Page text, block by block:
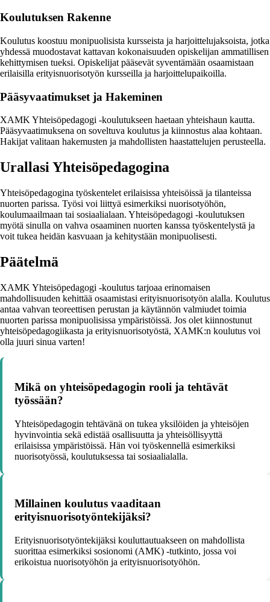
Koulutuksen Rakenne
Koulutus koostuu monipuolisista kursseista ja harjoittelujaksoista, jotka
yhdessä muodostavat kattavan kokonaisuuden opiskelijan ammatillisen
kehittymisen tueksi. Opiskelijat pääsevät syventämään osaamistaan
erilaisilla erityisnuorisotyön kursseilla ja harjoittelupaikoilla.
Pääsyvaatimukset ja Hakeminen
XAMK Yhteisöpedagogi -koulutukseen haetaan yhteishaun kautta.
Pääsyvaatimuksena on soveltuva koulutus ja kiinnostus alaa kohtaan.
Hakijat valitaan hakemusten ja mahdollisten haastattelujen perusteella.
Urallasi Yhteisöpedagogina
Yhteisöpedagogina työskentelet erilaisissa yhteisöissä ja tilanteissa
nuorten parissa. Työsi voi liittyä esimerkiksi nuorisotyöhön,
koulumaailmaan tai sosiaalialaan. Yhteisöpedagogi -koulutuksen
myötä sinulla on vahva osaaminen nuorten kanssa työskentelystä ja
voit tukea heidän kasvuaan ja kehitystään monipuolisesti.
Päätelmä
XAMK Yhteisöpedagogi -koulutus tarjoaa erinomaisen
mahdollisuuden kehittää osaamistasi erityisnuorisotyön alalla. Koulutus
antaa vahvan teoreettisen perustan ja käytännön valmiudet toimia
nuorten parissa monipuolisissa ympäristöissä. Jos olet kiinnostunut
yhteisöpedagogiikasta ja erityisnuorisotyöstä, XAMK:n koulutus voi
olla juuri sinua varten!
Mikä on yhteisöpedagogin rooli ja tehtävät
työssään?
Yhteisöpedagogin tehtävänä on tukea yksilöiden ja yhteisöjen
hyvinvointia sekä edistää osallisuutta ja yhteisöllisyyttä
erilaisissa ympäristöissä. Hän voi työskennellä esimerkiksi
nuorisotyössä, koulutuksessa tai sosiaalialalla.
Millainen koulutus vaaditaan
erityisnuorisotyöntekijäksi?
Erityisnuorisotyöntekijäksi kouluttautuakseen on mahdollista
suorittaa esimerkiksi sosionomi (AMK) -tutkinto, jossa voi
erikoistua nuorisotyöhön ja erityisnuorisotyöhön.